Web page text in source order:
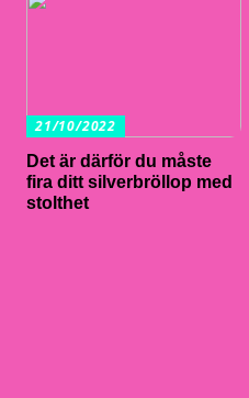
21/10/2022
Det är därför du måste
fira ditt silverbröllop med
stolthet